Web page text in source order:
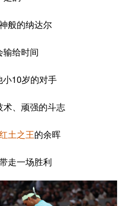
般的纳达尔
输给时间
小10岁的对手
术、顽强的斗志
土之王的余晖
走一场胜利